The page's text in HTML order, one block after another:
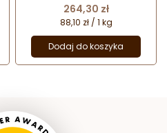
trzcinowym i gronowym
Cena
264,30 zł
88,10 zł / 1 kg
Dodaj do koszyka